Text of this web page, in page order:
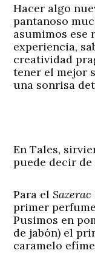
Hacer algo
pantanoso
asumimos ese
experiencia,
creatividad
tener el mejor
una sonrisa
En Tales,
puede decir de
Para el
primer
Pusimos en
de jabón) el
caramelo